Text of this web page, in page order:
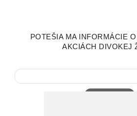
POTEŠIA MA INFORMÁCIE
AKCIÁCH DIVOKEJ